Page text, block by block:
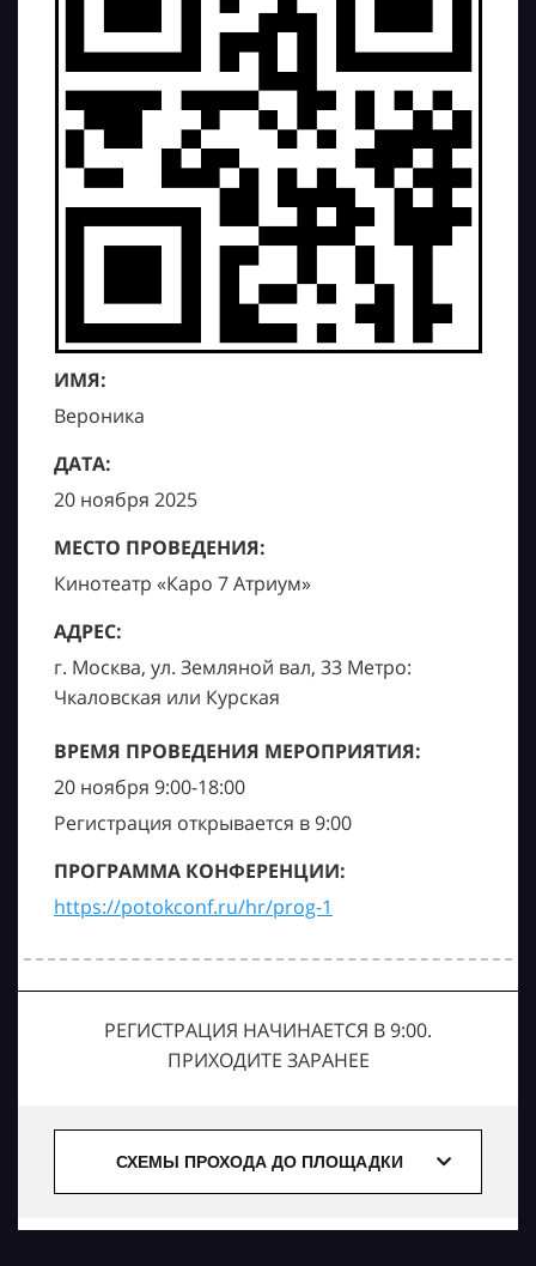
ИМЯ:
Вероника
ДАТА:
20 ноября 2025
МЕСТО ПРОВЕДЕНИЯ:
Кинотеатр «Каро 7 Атриум»
АДРЕС:
г. Москва, ул. Земляной вал, 33 Метро:
Чкаловская или Курская
ВРЕМЯ ПРОВЕДЕНИЯ МЕРОПРИЯТИЯ:
20 ноября 9:00-18:00
Регистрация открывается в 9:00
ПРОГРАММА КОНФЕРЕНЦИИ:
https://potokconf.ru/hr/prog-1
РЕГИСТРАЦИЯ НАЧИНАЕТСЯ В 9:00.
ПРИХОДИТЕ ЗАРАНЕЕ
СХЕМЫ ПРОХОДА ДО ПЛОЩАДКИ